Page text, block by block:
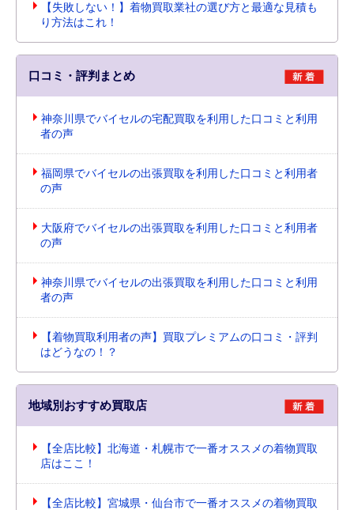
【失敗しない！】着物買取業社の選び方と最適な見積も
り方法はこれ！
口コミ・評判まとめ
神奈川県でバイセルの宅配買取を利用した口コミと利用
者の声
福岡県でバイセルの出張買取を利用した口コミと利用者
の声
大阪府でバイセルの出張買取を利用した口コミと利用者
の声
神奈川県でバイセルの出張買取を利用した口コミと利用
者の声
【着物買取利用者の声】買取プレミアムの口コミ・評判
はどうなの！？
地域別おすすめ買取店
【全店比較】北海道・札幌市で一番オススメの着物買取
店はここ！
【全店比較】宮城県・仙台市で一番オススメの着物買取